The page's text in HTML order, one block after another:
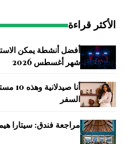
الأكثر قراءة
أفضل أنشطة يمكن
شهر أغسطس 2026
أنا
السفر
مراجعة فندق: سيتارا